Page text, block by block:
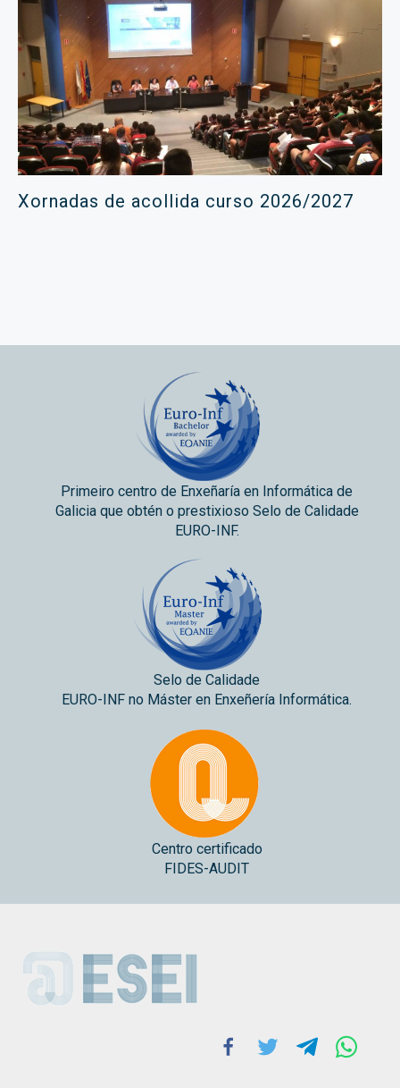
Xornadas de acollida curso 2026/2027
Primeiro centro de Enxeñaría en Informática de
Galicia que obtén o prestixioso Selo de Calidade
EURO-INF.
Selo de Calidade
EURO-INF no Máster en Enxeñería Informática.
Centro certificado
FIDES-AUDIT
ESEI
Facebook
Twitter Telegram